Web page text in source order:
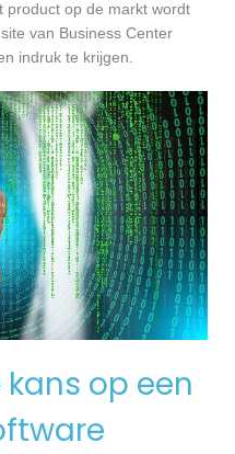
product op de markt wordt
van Business Center
indruk te krijgen.
op een